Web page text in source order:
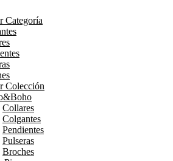
Categoría
Colección
Collares
Colgantes
Pendientes
Pulseras
Broches